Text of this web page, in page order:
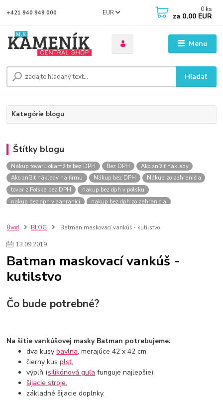
Menu
EUR
Hľadať
+421 940 949 000 0 ks
za 0,00 EUR
Kategórie blogu
Štítky blogu
Nákup tovaru okamžite bez DPH Bez DPH
Ako znížiť náklady
Ako znížiť náklady na firmu
Nákup bez DPH
Nákup zo zahraničia
tovar z Poľska bez DPH
nakup bez dph v polsku
nakup bez dph v zahranici
nakup bez dph zo zahranicia
szco nakup bez dph
Smart hodinky pre deti
Plyšový macovia
Lego Star Wars
Darčeky na Vianoce 2019
Vianočný darček pre dievča do 20€
Detské postele
L.O.L. Surprise bábiky
L.O.L. Surprise autíčka
L.O.L. Surprise zberateľské figúrky
L.O.L. OMG L.O.L. OMG Bábiky
Úvod BLOG Batman maskovací vankúš - kutilstvo
13.09.2019
Batman maskovací vankúš -
kutilstvo
Čo bude potrebné?
Na šitie vankúšovej masky Batman potrebujeme:
dva kusybavlna, merajúce 42 x 42 cm,
čierny kusplsť,
výplň (silikónová guľa funguje najlepšie),
šijacie stroje,
základné šijacie doplnky.